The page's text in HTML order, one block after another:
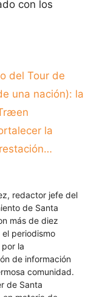
con los
del Tour de
una nación): la
la
redactor jefe del
de Santa
más de diez
periodismo
la
de información
comunidad.
de Santa